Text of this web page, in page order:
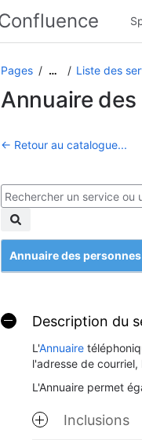
Pages … Liste des
Annuaire
← Retour au catalogue...
Annuaire des personnes
Description du
L'Annuaire
l'adresse de
L'Annuaire permet
Inclusions